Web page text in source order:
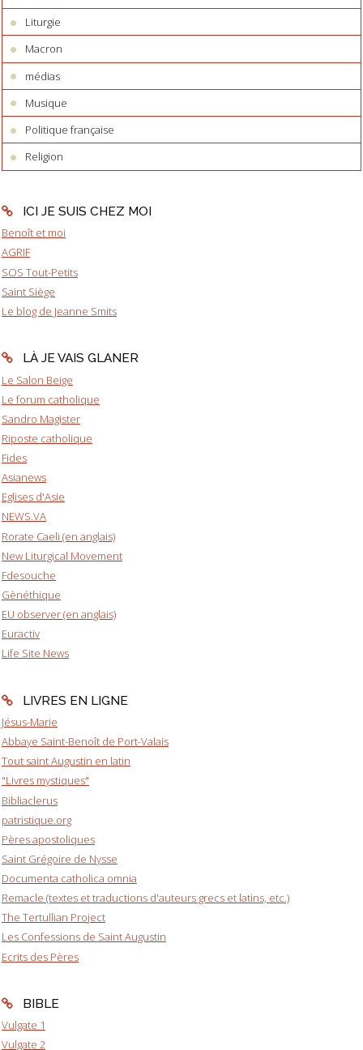
Liturgie
Macron
médias
Musique
Politique française
Religion
ICI JE SUIS CHEZ MOI
Benoît et moi
AGRIF
SOS Tout-Petits
Saint Siège
Le blog de Jeanne Smits
LÀ JE VAIS GLANER
Le Salon Beige
Le forum catholique
Sandro Magister
Riposte catholique
Fides
Asianews
Eglises d'Asie
NEWS.VA
Rorate Caeli (en anglais)
New Liturgical Movement
Fdesouche
Gènéthique
EU observer (en anglais)
Euractiv
Life Site News
LIVRES EN LIGNE
Jésus-Marie
Abbaye Saint-Benoît de Port-Valais
Tout saint Augustin en latin
"Livres mystiques"
Bibliaclerus
patristique.org
Pères apostoliques
Saint Grégoire de Nysse
Documenta catholica omnia
Remacle (textes et traductions d'auteurs grecs et latins, etc.)
The Tertullian Project
Les Confessions de Saint Augustin
Ecrits des Pères
BIBLE
Vulgate 1
Vulgate 2